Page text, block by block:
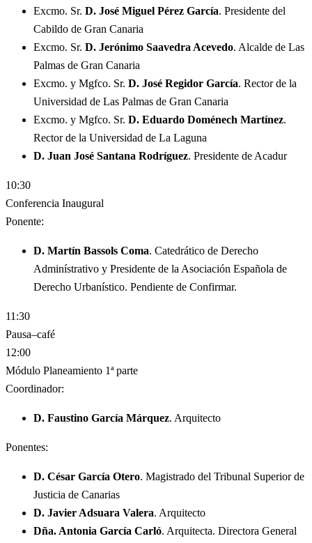
Excmo. Sr. D. José Miguel Pérez García. Presidente del
Cabildo de Gran Canaria
Excmo. Sr. D. Jerónimo Saavedra Acevedo. Alcalde de Las
Palmas de Gran Canaria
Excmo. y Mgfco. Sr. D. José Regidor García. Rector de la
Universidad de Las Palmas de Gran Canaria
Excmo. y Mgfco. Sr. D. Eduardo Doménech Martínez.
Rector de la Universidad de La Laguna
D. Juan José Santana Rodríguez. Presidente de Acadur
10:30
Conferencia Inaugural
Ponente:
D. Martín Bassols Coma. Catedrático de Derecho
Adminístrativo y Presidente de la Asociación Española de
Derecho Urbanístico. Pendiente de Confirmar.
11:30
Pausa–café
12:00
Módulo Planeamiento 1ª parte
Coordinador:
D. Faustino García Márquez. Arquitecto
Ponentes:
D. César García Otero. Magistrado del Tribunal Superior de
Justicia de Canarias
D. Javier Adsuara Valera. Arquitecto
Dña. Antonia García Carló. Arquitecta. Directora General